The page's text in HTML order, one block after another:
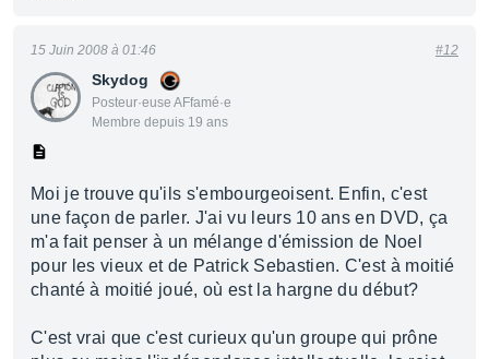
Skydog
Posteur·euse AFfamé·e
Membre depuis 19 ans
15 Juin 2008 à 01:46 #12
Moi je trouve qu'ils s'embourgeoisent. Enfin, c'est
une façon de parler. J'ai vu leurs 10 ans en DVD, ça
m'a fait penser à un mélange d'émission de Noel
pour les vieux et de Patrick Sebastien. C'est à moitié
chanté à moitié joué, où est la hargne du début?
C'est vrai que c'est curieux qu'un groupe qui prône